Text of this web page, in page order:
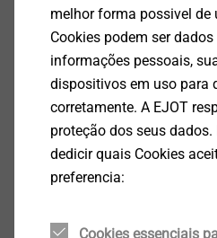
Exibir
melhor forma possivel de
Cookies podem ser
informações pessoais,
dispositivos em uso para
corretamente. A EJOT
proteção dos seus dados.
dedicir quais Cookies
preferencia:
Cookies essenciais